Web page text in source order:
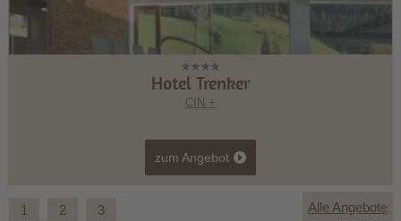
Hotel Trenker
CIN +
zum Angebot
1 2 3 Alle Angebote